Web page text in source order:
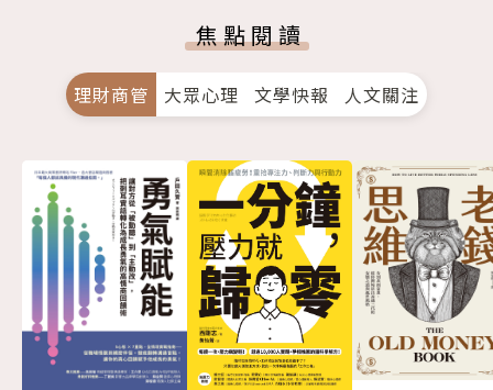
焦點閱讀
理財商管 大眾心理 文學快報 人文關注